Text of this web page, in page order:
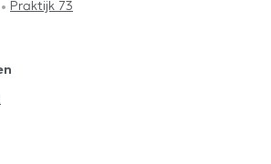
Praktijk 73